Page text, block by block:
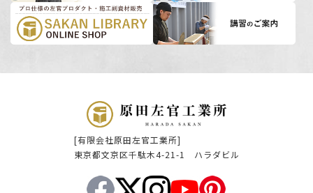
[有限会社原田左官工業所]
東京都文京区千駄木4-21-1 ハラダビル